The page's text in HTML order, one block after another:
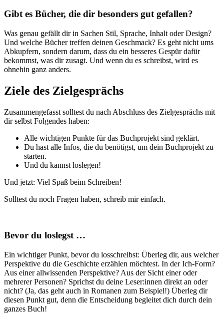
Gibt es Bücher, die dir besonders gut gefallen?
Was genau gefällt dir in Sachen Stil, Sprache, Inhalt oder Design?
Und welche Bücher treffen deinen Geschmack? Es geht nicht ums
Abkupfern, sondern darum, dass du ein besseres Gespür dafür
bekommst, was dir zusagt. Und wenn du es schreibst, wird es
ohnehin ganz anders.
Ziele des Zielgesprächs
Zusammengefasst solltest du nach Abschluss des Zielgesprächs mit
dir selbst Folgendes haben:
Alle wichtigen Punkte für das Buchprojekt sind geklärt.
Du hast alle Infos, die du benötigst, um dein Buchprojekt zu
starten.
Und du kannst loslegen!
Und jetzt: Viel Spaß beim Schreiben!
Solltest du noch Fragen haben, schreib mir einfach.
Bevor du loslegst …
Ein wichtiger Punkt, bevor du losschreibst: Überleg dir, aus welcher
Perspektive du die Geschichte erzählen möchtest. In der Ich-Form?
Aus einer allwissenden Perspektive? Aus der Sicht einer oder
mehrerer Personen? Sprichst du deine Leser:innen direkt an oder
nicht? (Ja, das geht auch in Romanen zum Beispiel!) Überleg dir
diesen Punkt gut, denn die Entscheidung begleitet dich durch dein
ganzes Buch!